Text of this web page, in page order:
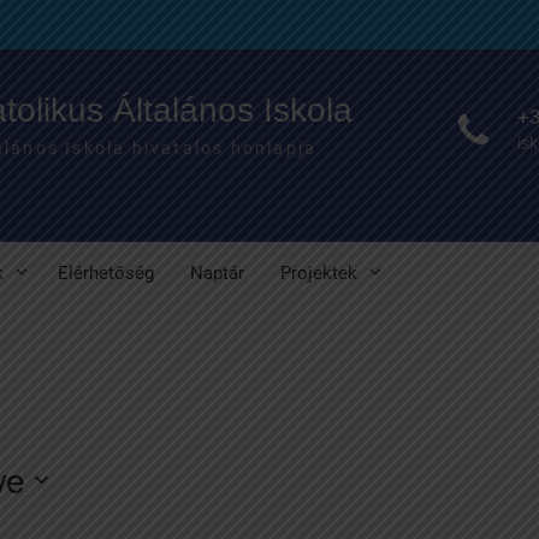
Általános Iskola
Iskola hivatalos honlapja
Elérhetőség Naptár Projektek